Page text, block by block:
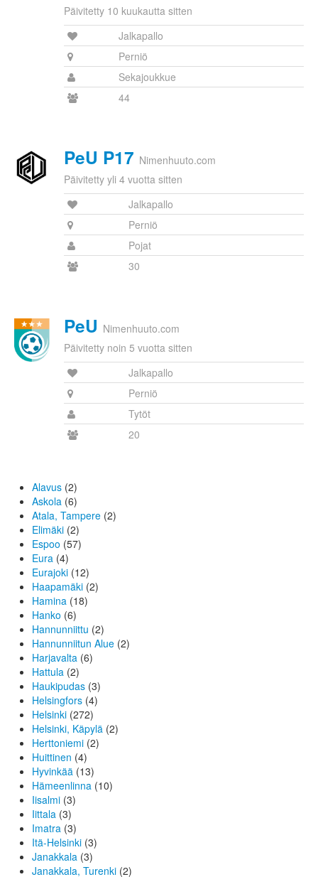
Päivitetty 10 kuukautta sitten
Jalkapallo
Perniö
Sekajoukkue
44
PeU P17 Nimenhuuto.com
Päivitetty yli 4 vuotta sitten
Jalkapallo
Perniö
Pojat
30
PeU Nimenhuuto.com
Päivitetty noin 5 vuotta sitten
Jalkapallo
Perniö
Tytöt
20
Alavus (2)
Askola (6)
Atala, Tampere (2)
Elimäki (2)
Espoo (57)
Eura (4)
Eurajoki (12)
Haapamäki (2)
Hamina (18)
Hanko (6)
Hannunniittu (2)
Hannunniitun Alue (2)
Harjavalta (6)
Hattula (2)
Haukipudas (3)
Helsingfors (4)
Helsinki (272)
Helsinki, Käpylä (2)
Herttoniemi (2)
Huittinen (4)
Hyvinkää (13)
Hämeenlinna (10)
Iisalmi (3)
Iittala (3)
Imatra (3)
Itä-Helsinki (3)
Janakkala (3)
Janakkala, Turenki (2)